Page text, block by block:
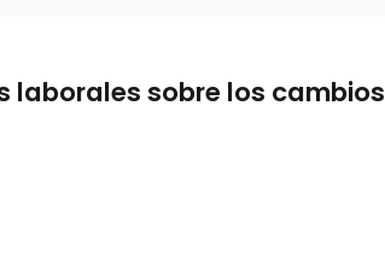
laborales sobre los cambios